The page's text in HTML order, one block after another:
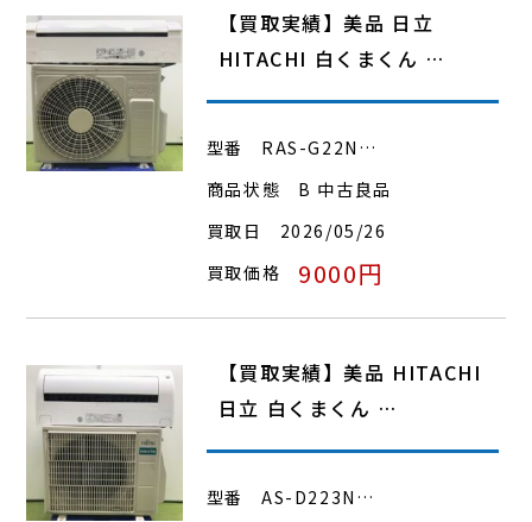
【買取実績】美品 日立
HITACHI 白くまくん …
型番
RAS-G22N…
商品状態
B 中古良品
買取日
2026/05/26
買取価格
9000円
【買取実績】美品 HITACHI
日立 白くまくん …
型番
AS-D223N…